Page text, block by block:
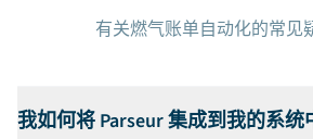
有关燃气账单自动化的常见
我如何将 Parseur 集成到我的系统